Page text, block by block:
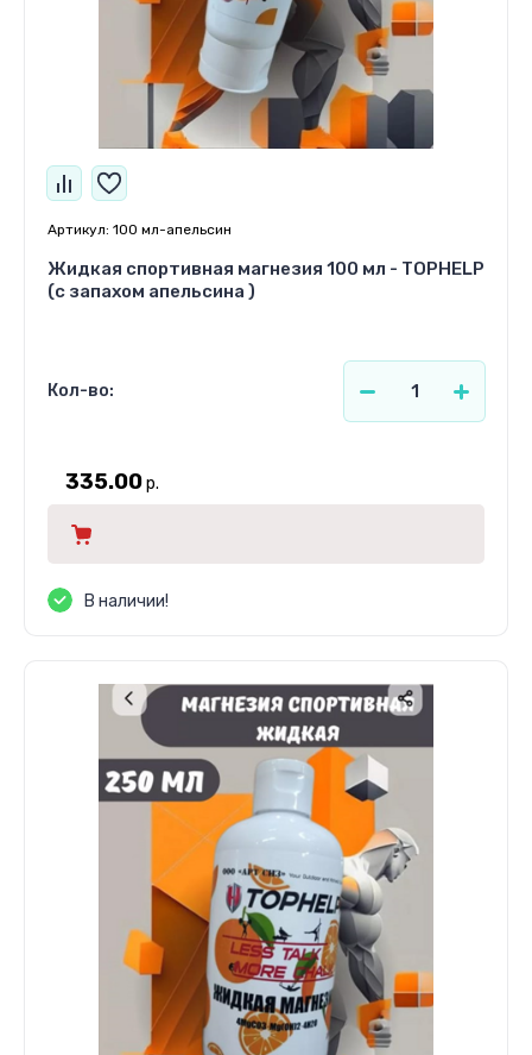
Артикул: 100 мл-апельсин
Жидкая спортивная магнезия 100 мл - TOPHELP
(с запахом апельсина )
Кол-во:
335.00р.
В наличии!